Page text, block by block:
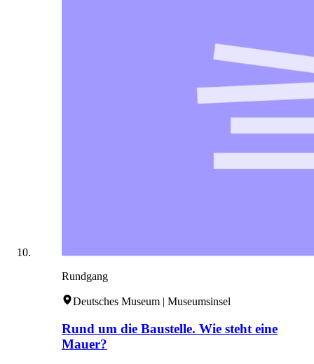
Rundgang
Deutsches Museum | Museumsinsel
Rund um die Baustelle. Wie steht eine
Mauer?